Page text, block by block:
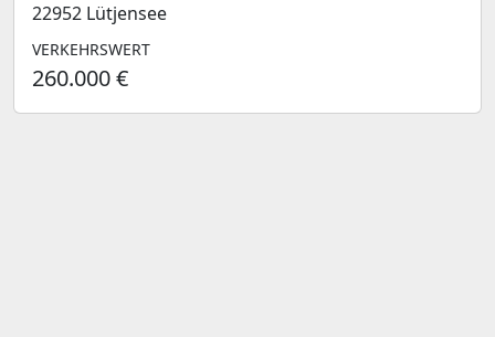
22952 Lütjensee
VERKEHRSWERT
260.000 €